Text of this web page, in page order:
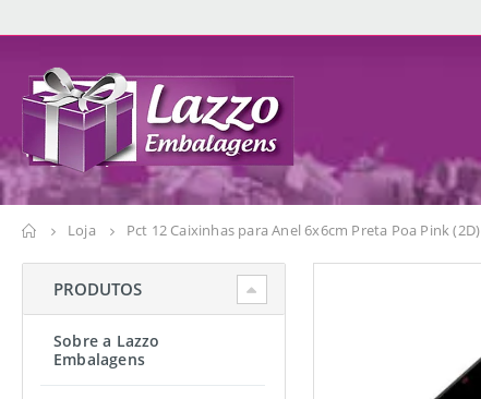
Loja Pct 12 Caixinhas para Anel 6x6cm Preta Poa Pink (2D)
PRODUTOS
Sobre a Lazzo
Embalagens